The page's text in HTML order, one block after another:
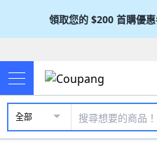
領取您的 $200 首購優
全部